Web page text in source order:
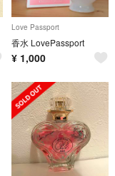
Love Passport
香水 LovePassport
¥ 1,000